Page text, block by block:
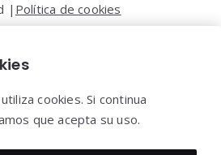
| Política de cookies
cookies. Si continua
que acepta su uso.